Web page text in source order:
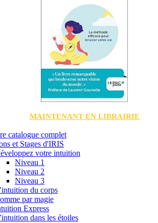
MAINTENANT EN LIBRAIRIE
catalogue complet
et Stages d'IRIS
votre intuition
Niveau 1
Niveau 2
Niveau 3
du corps
par magie
Express
dans les étoiles